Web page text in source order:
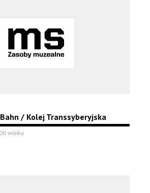
/ Kolej Transsyberyjska
wieku